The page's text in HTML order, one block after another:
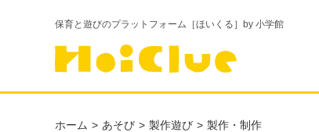
保育と遊びのプラットフォーム［ほいくる］by 小学館
ホーム あそび 製作遊び 製作・制作